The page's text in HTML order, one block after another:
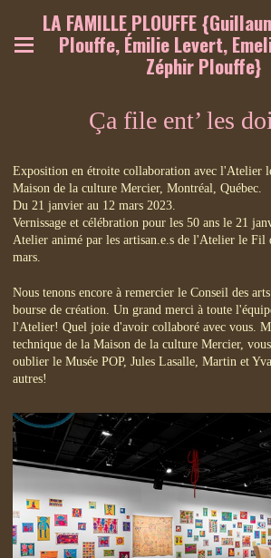
LA FAMILLE PLOUFFE
Plouffe, Émilie Levert,
Zéphir Plouffe}
Ça file ent’ les
Exposition en étroite collaboration avec l'Atelier
Maison de la culture Mercier, Montréal, Québec.
Du 21 janvier au 12 mars 2023.
Vernissage et célébration pour les 50 ans le 21
Atelier animé par les artisan.e.s de l'Atelier le Fil
mars.
Nous tenons encore à remercier le Conseil des
bourse de création. Un grand merci à toute
l'Atelier! Quel joie d'avoir collaboré avec vous.
technique de la Maison de la culture Mercier,
oublier le Musée POP, Jules Lasalle, Martin et
autres!